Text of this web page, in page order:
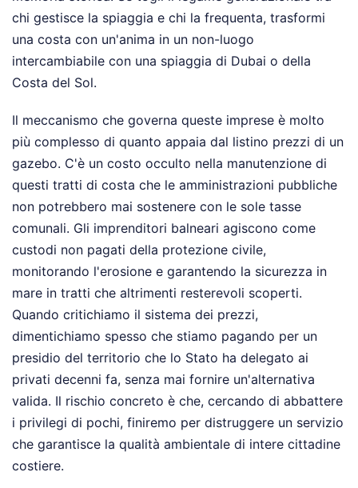
chi gestisce la spiaggia e chi la frequenta, trasformi
una costa con un'anima in un non-luogo
intercambiabile con una spiaggia di Dubai o della
Costa del Sol.
Il meccanismo che governa queste imprese è molto
più complesso di quanto appaia dal listino prezzi di un
gazebo. C'è un costo occulto nella manutenzione di
questi tratti di costa che le amministrazioni pubbliche
non potrebbero mai sostenere con le sole tasse
comunali. Gli imprenditori balneari agiscono come
custodi non pagati della protezione civile,
monitorando l'erosione e garantendo la sicurezza in
mare in tratti che altrimenti resterevoli scoperti.
Quando critichiamo il sistema dei prezzi,
dimentichiamo spesso che stiamo pagando per un
presidio del territorio che lo Stato ha delegato ai
privati decenni fa, senza mai fornire un'alternativa
valida. Il rischio concreto è che, cercando di abbattere
i privilegi di pochi, finiremo per distruggere un servizio
che garantisce la qualità ambientale di intere cittadine
costiere.